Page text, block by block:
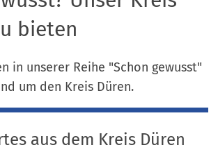
bieten
in unserer Reihe "Schon gewusst"
um den Kreis Düren.
aus dem Kreis Düren